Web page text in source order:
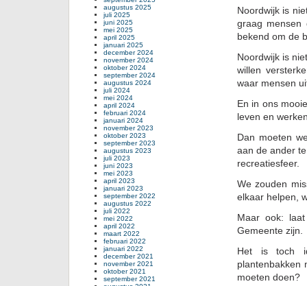
Noordwijk is
graag mensen
bekend om de
Noordwijk is
willen
waar mensen
En in ons
leven en
Dan moeten
aan de ander
recreatiesfeer.
We zouden
elkaar helpen,
Maar ook:
Gemeente zijn.
Het is toch
plantenbakken
moeten doen?
augustus 2025
juli 2025
juni 2025
mei 2025
april 2025
januari 2025
december 2024
november 2024
oktober 2024
september 2024
augustus 2024
juli 2024
mei 2024
april 2024
februari 2024
januari 2024
november 2023
oktober 2023
september 2023
augustus 2023
juli 2023
juni 2023
mei 2023
april 2023
januari 2023
september 2022
augustus 2022
juli 2022
mei 2022
april 2022
maart 2022
februari 2022
januari 2022
december 2021
november 2021
oktober 2021
september 2021